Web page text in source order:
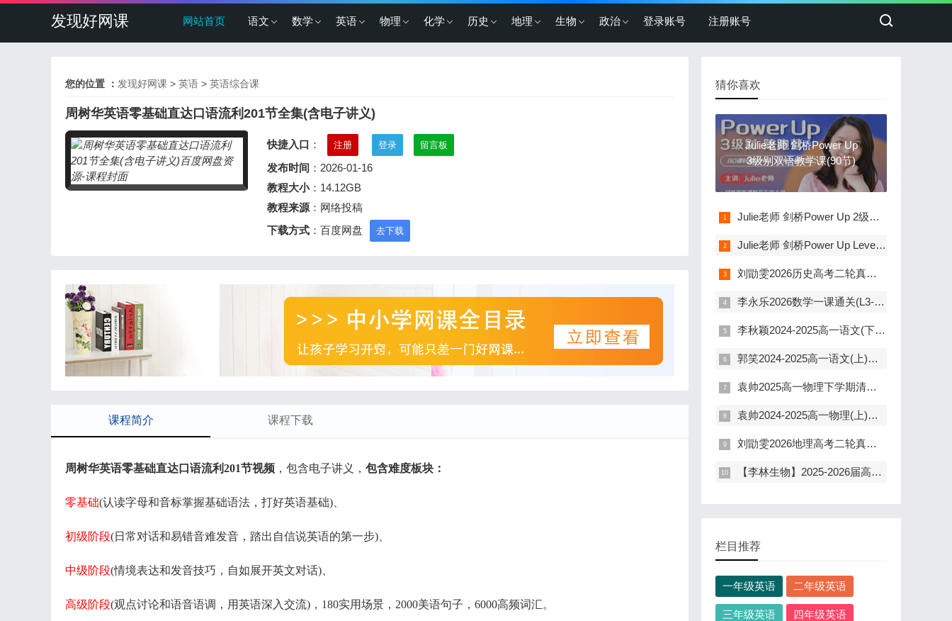
发现好网课 网站首页 语文 数学 英语 物理 化学 历史 地理 生物 政治 登录账号 注册账号
您的位置 ： 发现好网课 > 英语 > 英语综合课
周树华英语零基础直达口语流利201节全集(含电子讲义)
快捷入口 ： 注册 登录 留言板
发布时间 ：2026-01-16
教程大小：14.12GB
教程来源 ：网络投稿
下载方式 ：百度网盘 去下载
课程简介 课程下载
周树华英语零基础直达口语流利201节视频 ，包含电子讲义， 包含难度板块：
零基础(认读字母和音标掌握基础语法，打好英语基础)、
初级阶段(日常对话和易错音难发音，踏出自信说英语的第一步)、
中级阶段(情境表达和发音技巧，自如展开英文对话)、
高级阶段(观点讨论和语音语调，用英语深入交流)，180实用场景，2000美语句子，6000高频词汇。
猜你喜欢
Julie老师 剑桥Power Up
3级别双语教学课(90节)
Julie老师 剑桥Power Up 2级别双语教学课(75节)
Julie老师 剑桥Power Up Level 1级别双语精讲课(76节)
刘勖雯2026历史高考二轮真题精讲班
李永乐2026数学一课通关(L3-L6 含讲义及习题)
李秋颖2024-2025高一语文(下)双一流尖端班(含电子笔记)
郭笑2024-2025高一语文(上)双一流尖端班(含电子笔记)
袁帅2025高一物理下学期清北S班(寒春 含讲义练习)
袁帅2024-2025高一物理(上)清北S班(视频+讲义)
刘勖雯2026地理高考二轮真题精讲班
【李林生物】2025-2026届高考二三轮复习课
栏目推荐
一年级英语 二年级英语
三年级英语 四年级英语